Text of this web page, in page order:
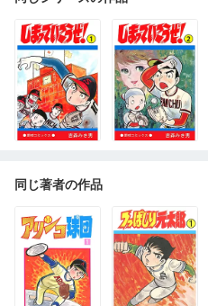
同じ著者の作品